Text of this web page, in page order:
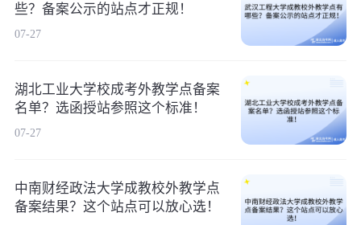
些？备案公示的站点才正规！
07-27
湖北工业大学校成考外教学点备案
名单？选函授站参照这个标准！
07-27
中南财经政法大学成教校外教学点
备案结果？这个站点可以放心选！